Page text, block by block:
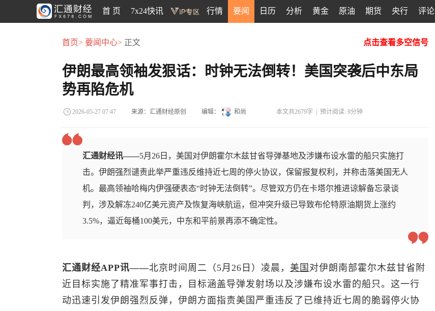
首 页 7x24快讯 行情 要闻 日历 分析 黄金 原油 期货 央行 评论
首页> 要闻中心> 正文 点击查看多空信号
伊朗最高领袖发狠话：时钟无法倒转！美国突袭后中东局
势再陷危机
2026-05-27 07:47 来源：汇通财经原创 编辑： 和尚 本文共2679字 | 预计阅读: 9分钟
汇通财经讯——5月26日，美国对伊朗霍尔木兹甘省导弹基地及涉嫌布设水雷的船只实施打
击。伊朗强烈谴责此举严重违反维持近七周的停火协议，保留报复权利，并称击落美国无人
机。最高领袖哈梅内伊强硬表态“时钟无法倒转”。尽管双方仍在卡塔尔推进谅解备忘录谈
判，涉及解冻240亿美元资产及恢复海峡航运，但冲突升级已导致布伦特原油期货上涨约
3.5%，逼近每桶100美元，中东和平前景再添不确定性。
汇通财经APP讯——北京时间周二（5月26日）凌晨， 美国 对伊朗南部霍尔木兹甘省附
近目标实施了精准军事打击，目标涵盖导弹发射场以及涉嫌布设水雷的船只。这一行
动迅速引发伊朗强烈反弹，伊朗方面指责美国严重违反了已维持近七周的脆弱停火协